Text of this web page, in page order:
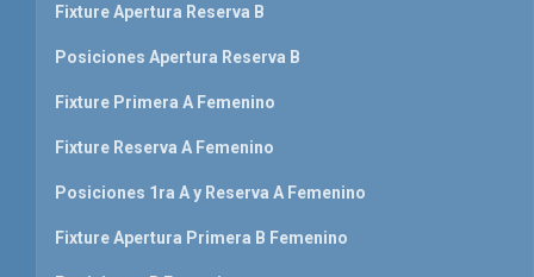
Fixture Apertura Reserva B
Posiciones Apertura Reserva B
Fixture Primera A Femenino
Fixture Reserva A Femenino
Posiciones 1ra A y Reserva A Femenino
Fixture Apertura Primera B Femenino